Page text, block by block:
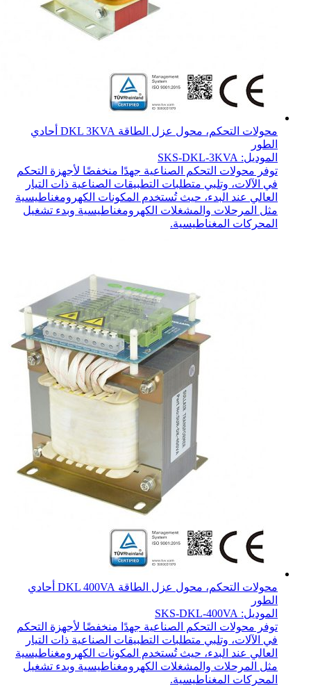
محولات التحكم، محول عزل الطاقة DKL 3KVA أحادي
الطور
الموديل: SKS-DKL-3KVA
توفر محولات التحكم الصناعية جهدًا منخفضًا لأجهزة التحكم
في الآلات، وتلبي متطلبات التطبيقات الصناعية ذات التيار
العالي عند البدء، حيث تُستخدم المكونات الكهرومغناطيسية
مثل المرحلات والمشغلات الكهرومغناطيسية وبدء تشغيل
المحركات المغناطيسية.
محولات التحكم، محول عزل الطاقة DKL 400VA أحادي
الطور
الموديل: SKS-DKL-400VA
توفر محولات التحكم الصناعية جهدًا منخفضًا لأجهزة التحكم
في الآلات، وتلبي متطلبات التطبيقات الصناعية ذات التيار
العالي عند البدء، حيث تُستخدم المكونات الكهرومغناطيسية
مثل المرحلات والمشغلات الكهرومغناطيسية وبدء تشغيل
المحركات المغناطيسية.